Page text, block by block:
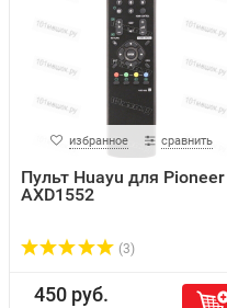
избранное сравнить
Пульт Huayu для Pioneer
AXD1552
(3)
450 руб.